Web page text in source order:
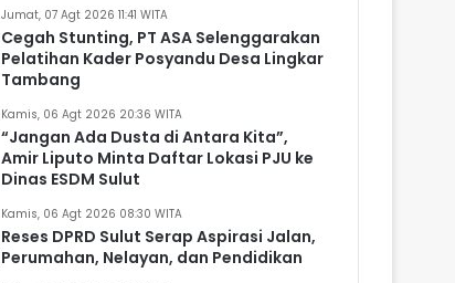
Jumat, 07 Agt 2026 11:41 WITA
Cegah Stunting, PT ASA Selenggarakan
Pelatihan Kader Posyandu Desa Lingkar
Tambang
Kamis, 06 Agt 2026 20:36 WITA
“Jangan Ada Dusta di Antara Kita”,
Amir Liputo Minta Daftar Lokasi PJU ke
Dinas ESDM Sulut
Kamis, 06 Agt 2026 08:30 WITA
Reses DPRD Sulut Serap Aspirasi Jalan,
Perumahan, Nelayan, dan Pendidikan